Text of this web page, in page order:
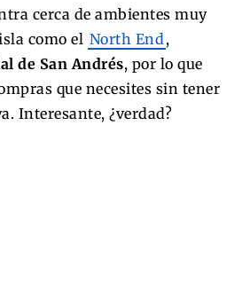
cerca de ambientes muy
como el North End ,
de San Andrés, por lo que
que necesites sin tener
Interesante, ¿verdad?